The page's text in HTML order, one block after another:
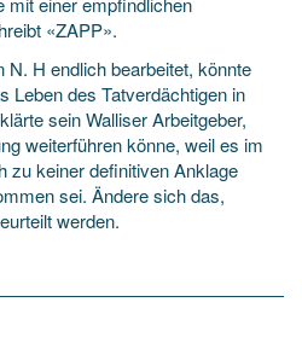
«ZAPP».
N. H endlich bearbeitet, könnte
Leben des Tatverdächtigen in
sein Walliser Arbeitgeber,
weiterführen könne, weil es im
zu keiner definitiven Anklage
sei. Ändere sich das,
werden.